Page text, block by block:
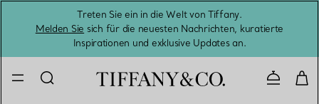
Treten Sie ein in die Welt von Tiffany.
Melden Sie sich für die neuesten Nachrichten, kuratierte
Inspirationen und exklusive Updates an.